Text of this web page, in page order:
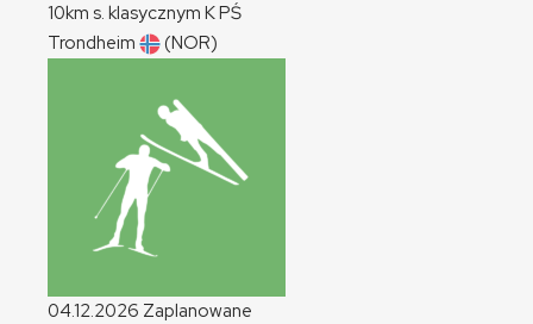
10km s. klasycznym KPŚ
Trondheim
(NOR)
04.12.2026 Zaplanowane